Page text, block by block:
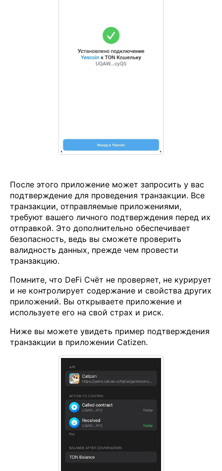
После этого приложение может запросить у вас
подтверждение для проведения транзакции. Все
транзакции, отправляемые приложениями,
требуют вашего личного подтверждения перед их
отправкой. Это дополнительно обеспечивает
безопасность, ведь вы сможете проверить
валидность данных, прежде чем провести
транзакцию.
Помните, что DeFi Счёт не проверяет, не курирует
и не контролирует содержание и свойства других
приложений. Вы открываете приложение и
используете его на свой страх и риск.
Ниже вы можете увидеть пример подтверждения
транзакции в приложении Catizen.